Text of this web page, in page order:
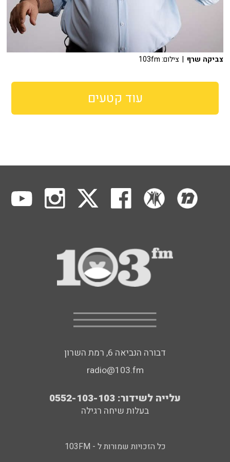
צביקה שרף | צילום: 103fm
עוד קטעים
דבורה הנביאה 6, רמת השרון
radio@103.fm
עלייה לשידור: 0552-103-103
בעלות שיחה רגילה
כל הזכויות שמורות ל - 103FM